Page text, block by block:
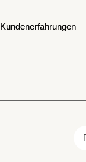
Kundenerfahrungen
Kundenerfahrungen